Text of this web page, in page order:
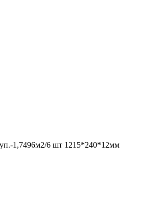
1,7496м2/6 шт 1215*240*12мм